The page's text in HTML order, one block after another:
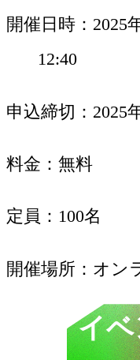
開催日時
2025
12:40
申込締切 2025
料金 無料
定員 100名
開催場所 オン
イ